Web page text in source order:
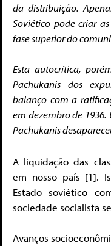
da distribuição.
Soviético pode criar
fase superior do
Esta autocrítica,
Pachukanis dos
balanço com a
em dezembro de 1936.
Pachukanis
A liquidação das
em nosso país [1].
Estado soviético
sociedade socialista
Avanços